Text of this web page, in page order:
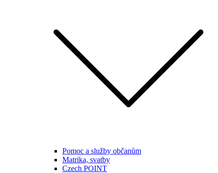
Pomoc a služby občanům
Matrika, svatby
Czech POINT